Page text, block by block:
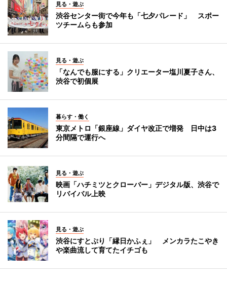
見る・遊ぶ
渋谷センター街で今年も「七夕パレード」 スポー
ツチームらも参加
見る・遊ぶ
「なんでも服にする」クリエーター塩川夏子さん、
渋谷で初個展
暮らす・働く
東京メトロ「銀座線」ダイヤ改正で増発 日中は3
分間隔で運行へ
見る・遊ぶ
映画「ハチミツとクローバー」デジタル版、渋谷で
リバイバル上映
見る・遊ぶ
渋谷にすとぷり「縁日かふぇ」 メンカラたこやき
や楽曲流して育てたイチゴも